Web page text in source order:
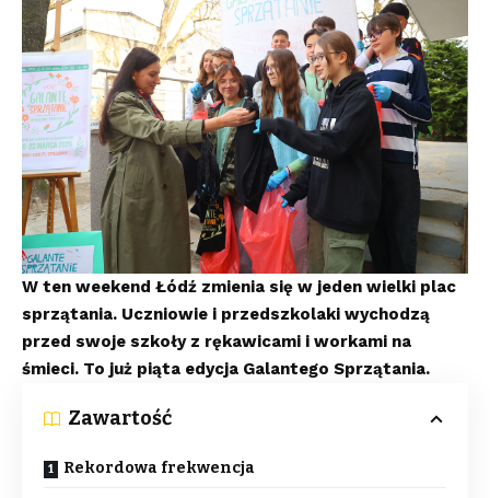
W ten weekend Łódź zmienia się w jeden wielki plac
sprzątania. Uczniowie i przedszkolaki wychodzą
przed swoje szkoły z rękawicami i workami na
śmieci. To już piąta edycja Galantego Sprzątania.
Zawartość
Rekordowa frekwencja